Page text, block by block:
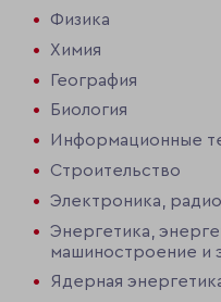
Физика
Химия
География
Биология
Информационные
Строительство
Электроника,
Энергетика,
машиностроение и
Ядерная